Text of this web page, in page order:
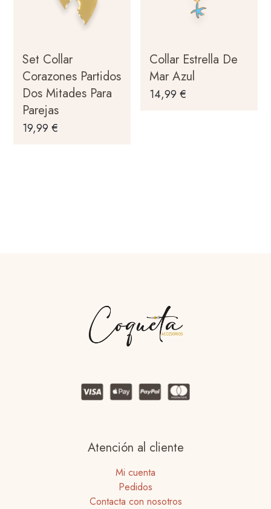
Set Collar
Corazones Partidos
Dos Mitades Para
Parejas
19,99€
Collar Estrella De
Mar Azul
14,99€
Atención al cliente
Mi cuenta
Pedidos
Contacta con nosotros